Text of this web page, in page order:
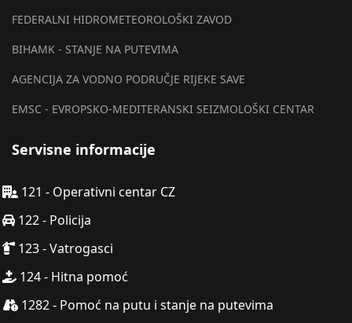
FEDERALNI HIDROMETEOROLOŠKI ZAVOD
BIHAMK - STANJE NA PUTEVIMA
AGENCIJA ZA VODNO PODRUČJE RIJEKE SAVE
EMSC - EVROPSKO-MEDITERANSKI SEIZMOLOŠKI CENTAR
Servisne informacije
121 - Operativni centar CZ
122 - Policija
123 - Vatrogasci
124 - Hitna pomoć
1282 - Pomoć na putu i stanje na putevima